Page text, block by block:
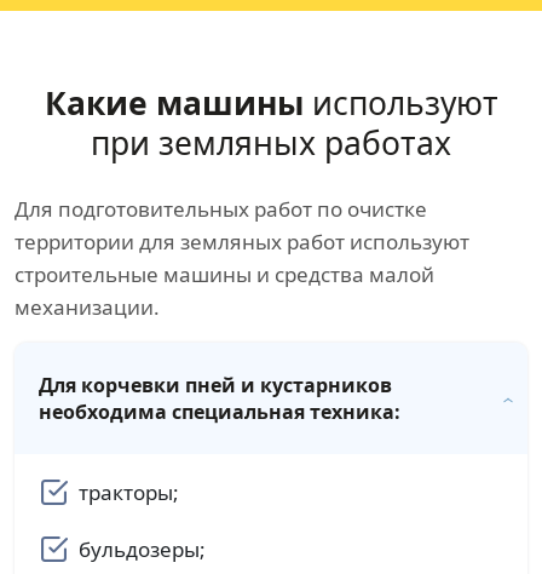
Какие машины используют
при земляных работах
Для подготовительных работ по очистке
территории для земляных работ используют
строительные машины и средства малой
механизации.
Для корчевки пней и кустарников
необходима специальная техника:
тракторы;
бульдозеры;